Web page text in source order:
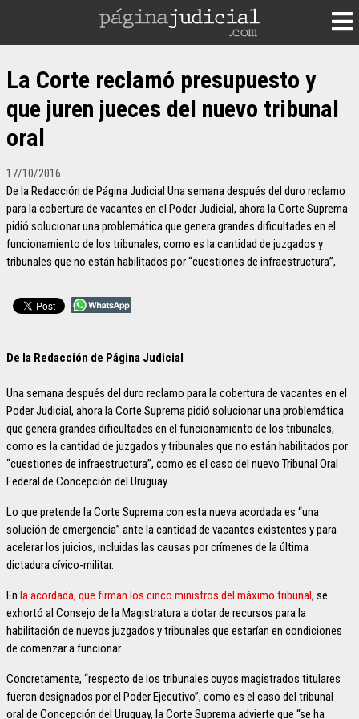
La Corte reclamó presupuesto y
que juren jueces del nuevo tribunal
oral
17/10/2016
De la Redacción de Página Judicial Una semana después del duro reclamo
para la cobertura de vacantes en el Poder Judicial, ahora la Corte Suprema
pidió solucionar una problemática que genera grandes dificultades en el
funcionamiento de los tribunales, como es la cantidad de juzgados y
tribunales que no están habilitados por “cuestiones de infraestructura”,
De la Redacción de Página Judicial
Una semana después del duro reclamo para la cobertura de vacantes en el
Poder Judicial, ahora la Corte Suprema pidió solucionar una problemática
que genera grandes dificultades en el funcionamiento de los tribunales,
como es la cantidad de juzgados y tribunales que no están habilitados por
“cuestiones de infraestructura”, como es el caso del nuevo Tribunal Oral
Federal de Concepción del Uruguay.
Lo que pretende la Corte Suprema con esta nueva acordada es “una
solución de emergencia” ante la cantidad de vacantes existentes y para
acelerar los juicios, incluidas las causas por crímenes de la última
dictadura cívico-militar.
En la acordada, que firman los cinco ministros del máximo tribunal, se
exhortó al Consejo de la Magistratura a dotar de recursos para la
habilitación de nuevos juzgados y tribunales que estarían en condiciones
de comenzar a funcionar.
Concretamente, “respecto de los tribunales cuyos magistrados titulares
fueron designados por el Poder Ejecutivo”, como es el caso del tribunal
oral de Concepción del Uruguay, la Corte Suprema advierte que “se ha